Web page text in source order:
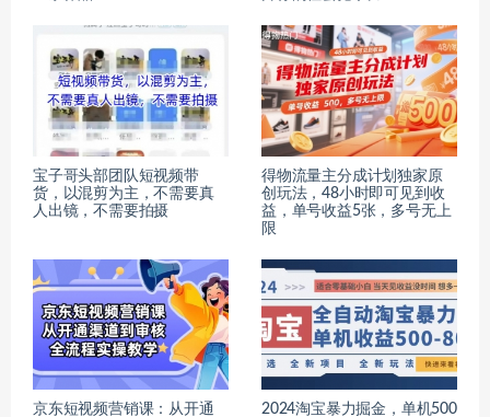
宝子哥头部团队短视频带
货，以混剪为主，不需要真
人出镜，不需要拍摄
得物流量主分成计划独家原
创玩法，48小时即可见到收
益，单号收益5张，多号无上
限
京东短视频营销课：从开通
2024淘宝暴力掘金，单机500